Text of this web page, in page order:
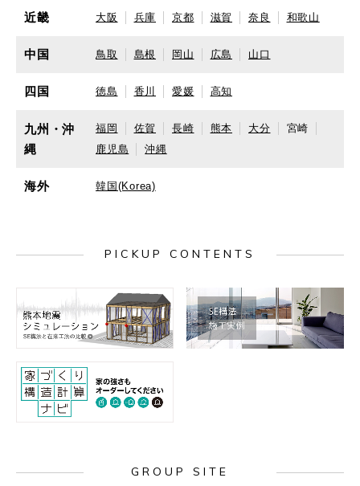
近畿 大阪 兵庫 京都 滋賀 奈良 和歌山
中国 鳥取 島根 岡山 広島 山口
四国 徳島 香川 愛媛 高知
九州・沖
縄
福岡 佐賀 長崎 熊本 大分
宮崎
鹿児島
沖縄
海外 韓国(Korea)
PICKUP CONTENTS
GROUP SITE